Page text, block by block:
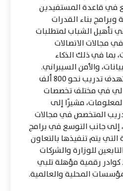
في قاعدة المستفيدين
وبرامج بناء القدرات
تأهيل الشباب لمتطلبات
مجالات الاتصالات
بما في ذلك الذكاء
والأمن السيبراني.
وأوضح أن الوزارة تستهدف تدريب نحو 800 ألف
في مختلف تخصصات
مشيرًا إلى
المتخصص في مجالات
إلى جانب التوسع في برامج
التي يتم تنفيذها بالتعاون
للوزارة والشركات
كوادر رقمية مؤهلة تلبي
المحلية والعالمية.